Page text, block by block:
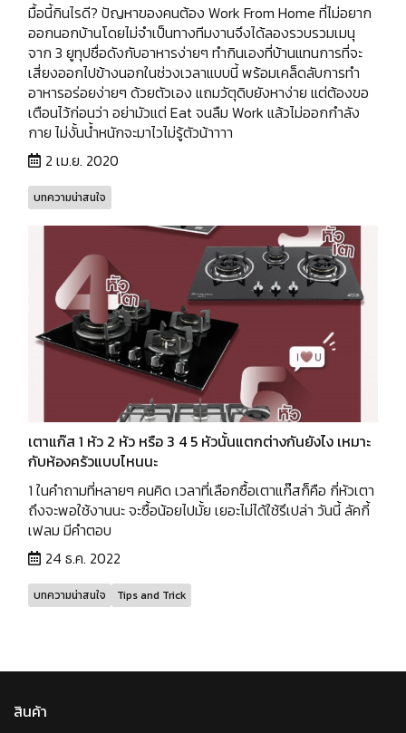
มื้อนี้กินไรดี? ปัญหาของคนต้อง Work From Home ที่ไม่อยาก
ออกนอกบ้านโดยไม่จำเป็นทางทีมงานจึงได้ลองรวบรวมเมนุ
จาก 3 ยูทุปชื่อดังกับอาหารง่ายๆ ทำกินเองที่บ้านแทนการที่จะ
เสี่ยงออกไปข้างนอกในช่วงเวลาแบบนี้ พร้อมเคล็ดลับการทำ
อาหารอร่อยง่ายๆ ด้วยตัวเอง แถมวัตุดิบยังหาง่าย แต่ต้องขอ
เตือนไว้ก่อนว่า อย่ามัวแต่ Eat จนลืม Work แล้วไม่ออกกำลัง
กาย ไม่งั้นน้ำหนักจะมาไวไม่รู้ตัวน้าาาา
2 เม.ย. 2020
บทความน่าสนใจ
เตาแก๊ส 1 หัว 2 หัว หรือ 3 4 5 หัวนั้นแตกต่างกันยังไง เหมาะ
กับห้องครัวแบบไหนนะ
1 ในคำถามที่หลายๆ คนคิด เวลาที่เลือกซื้อเตาแก๊สก็คือ กี่หัวเตา
ถึงจะพอใช้งานนะ จะซื้อน้อยไปมั้ย เยอะไม่ได้ใช้รึเปล่า วันนี้ ลัคกี้
เฟลม มีคำตอบ
24 ธ.ค. 2022
บทความน่าสนใจ Tips and Trick
สินค้า